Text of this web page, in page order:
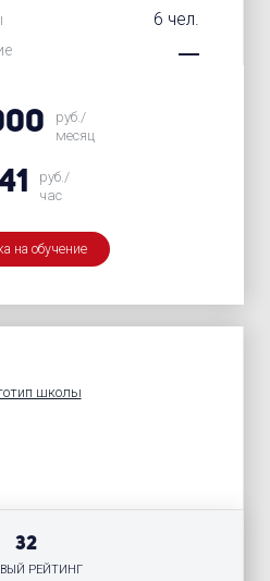
6 чел.
руб./
месяц
руб./
час
на обучение
32
РЕЙТИНГ